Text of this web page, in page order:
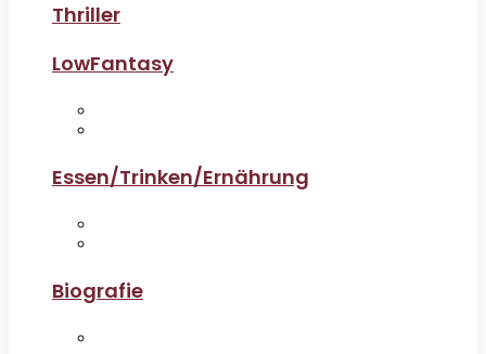
Thriller
LowFantasy
Essen/Trinken/Ernährung
Biografie